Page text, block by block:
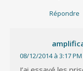
Répondre
08/12/2014 à 3:17 PM